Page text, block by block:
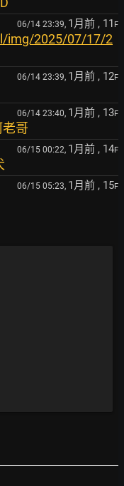
06/14 23:39, 1月前 , 11 F
img/2025/07/17/2
06/14 23:39, 1月前 , 12F
06/14 23:40, 1月前 , 13F
哥
06/15 00:22, 1月前 , 14F
06/15 05:23, 1月前 , 15F